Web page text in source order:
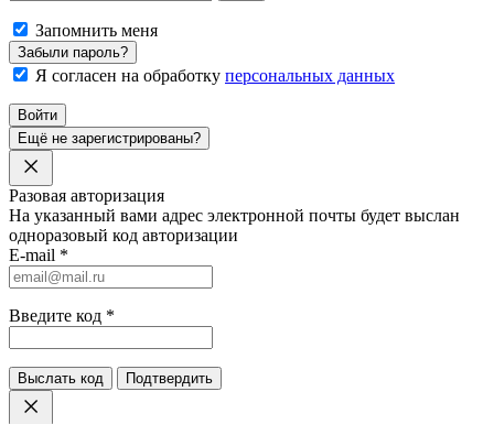
Запомнить меня
Забыли пароль?
Я согласен на обработку персональных данных
Войти
Ещё не зарегистрированы?
Разовая авторизация
На указанный вами адрес электронной почты будет выслан
одноразовый код авторизации
E-mail *
Введите код *
Выслать код Подтвердить